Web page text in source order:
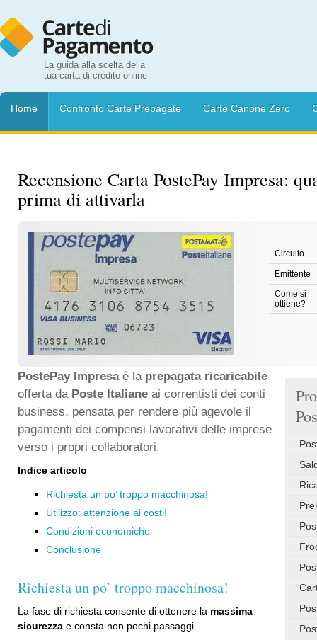
La guida alla scelta della
tua carta di credito online
Home Confronto Carte Prepagate Carte Canone Zero
Recensione Carta PostePay Impresa:
prima di attivarla
Circuito
Emittente
Come si
ottiene?
PostePay Impresaè la prepagata ricaricabile
offerta da Poste Italiane ai correntisti dei conti
business, pensata per rendere più agevole il
pagamenti dei compensi lavorativi delle imprese
verso i propri collaboratori.
Indice articolo
Richiesta un po’ troppo macchinosa!
Utilizzo: attenzione ai costi!
Condizioni economiche
Conclusione
Richiesta un po’ troppo macchinosa!
La fase di richiesta consente di ottenere la massima
sicurezza e consta non pochi passaggi.